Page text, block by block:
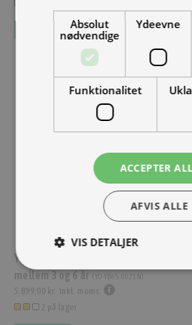
Yotsuba MEOW 12" Black w Red/Blue
mellem 3 og 6 år (YO-YB65-0021N)
5.899,00 kr.
Inkl. moms.
2 på lager
Absolut
nødvendige
Ydeevne
Funktionalitet
ACCEPTER
AFVIS ALLE
VIS DETALJER